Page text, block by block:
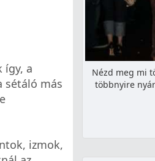
így, a
sétáló más
izmok,
Nézd meg mi
többnyire